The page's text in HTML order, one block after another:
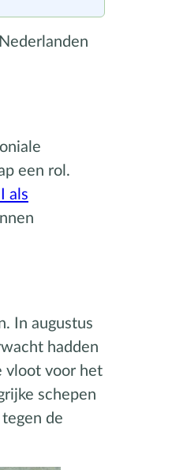
een rol.
als
In augustus
hadden
vloot voor het
schepen
de